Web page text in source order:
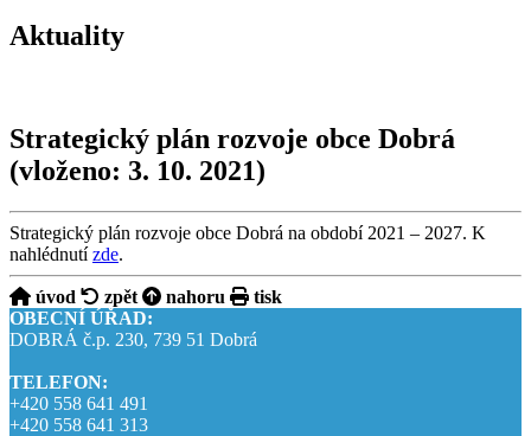
Aktuality
Strategický plán rozvoje obce Dobrá
(vloženo: 3. 10. 2021)
Strategický plán rozvoje obce Dobrá na období 2021 – 2027. K
nahlédnutízde.
úvod zpět nahoru
tisk
OBECNÍ ÚŘAD:
DOBRÁ č.p. 230, 739 51 Dobrá
TELEFON:
+420 558 641 491
+420 558 641 313